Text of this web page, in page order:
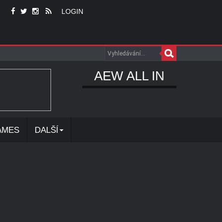
LOGIN
AEW ALL IN
DALŠÍ